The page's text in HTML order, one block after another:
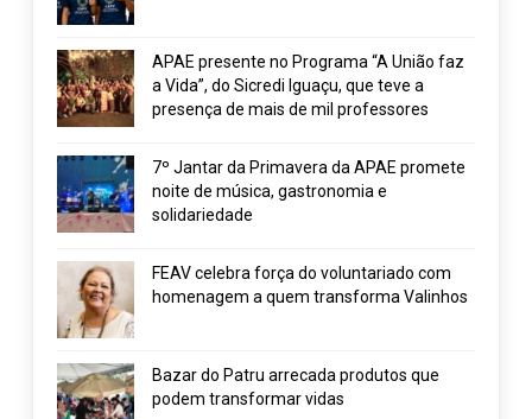
APAE presente no Programa “A União faz
a Vida”, do Sicredi Iguaçu, que teve a
presença de mais de mil professores
7º Jantar da Primavera da APAE promete
noite de música, gastronomia e
solidariedade
FEAV celebra força do voluntariado com
homenagem a quem transforma Valinhos
Bazar do Patru arrecada produtos que
podem transformar vidas